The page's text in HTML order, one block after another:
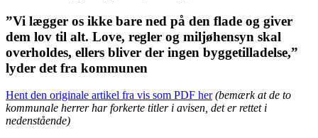
”Vi lægger os ikke bare ned på den flade og giver
dem lov til alt. Love, regler og miljøhensyn skal
overholdes, ellers bliver der ingen byggetilladelse,”
lyder det fra kommunen
Hent den originale artikel fra vis som PDF her (bemærk at de to
kommunale herrer har forkerte titler i avisen, det er rettet i
nedenstående)